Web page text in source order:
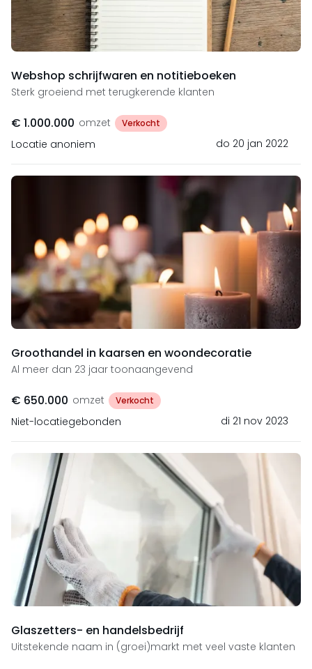
Webshop schrijfwaren en notitieboeken
Sterk groeiend met terugkerende klanten
€ 1.000.000 omzet Verkocht
Locatie anoniem do 20 jan 2022
Groothandel in kaarsen en woondecoratie
Al meer dan 23 jaar toonaangevend
€ 650.000 omzet Verkocht
Niet-locatiegebonden di 21 nov 2023
Glaszetters- en handelsbedrijf
Uitstekende naam in (groei)markt met veel vaste klanten